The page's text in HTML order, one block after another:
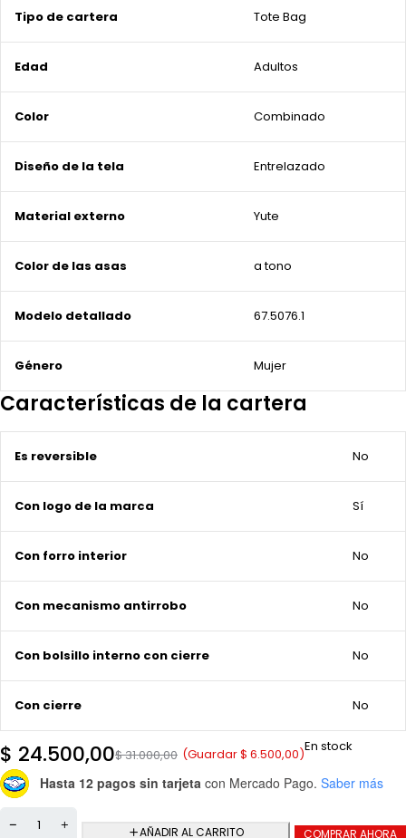
Tipo de cartera Tote Bag
Edad Adultos
Color Combinado
Diseño de la tela Entrelazado
Material externo Yute
Color de las asas a tono
Modelo detallado 67.5076.1
Género Mujer
Características de la cartera
Es reversible No
Con logo de la marca Sí
Con forro interior No
Con mecanismo antirrobo No
Con bolsillo interno con cierre No
Con cierre No
$31.000,00
$ 24.500,00 (Guardar$ 6.500,00)En stock
Hasta 12 pagos sin tarjeta con Mercado Pago. Saber más
AÑADIR AL CARRITO COMPRAR AHORA